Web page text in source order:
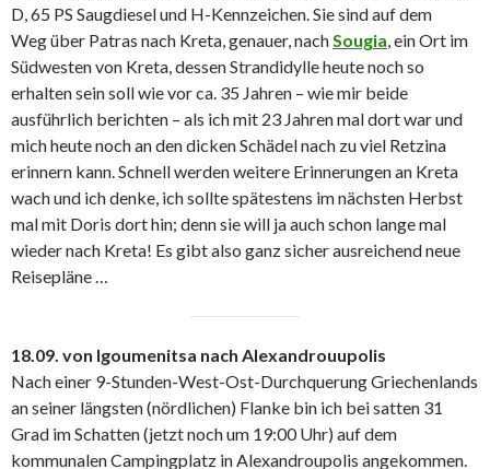
D, 65 PS Saugdiesel und H-Kennzeichen. Sie sind auf dem
Weg über Patras nach Kreta, genauer, nachSougia, ein Ort im
Südwesten von Kreta, dessen Strandidylle heute noch so
erhalten sein soll wie vor ca. 35 Jahren – wie mir beide
ausführlich berichten – als ich mit 23 Jahren mal dort war und
mich heute noch an den dicken Schädel nach zu viel Retzina
erinnern kann. Schnell werden weitere Erinnerungen an Kreta
wach und ich denke, ich sollte spätestens im nächsten Herbst
mal mit Doris dort hin; denn sie will ja auch schon lange mal
wieder nach Kreta! Es gibt also ganz sicher ausreichend neue
Reisepläne …
18.09. von Igoumenitsa nach Alexandrouupolis
Nach einer 9-Stunden-West-Ost-Durchquerung Griechenlands
an seiner längsten (nördlichen) Flanke bin ich bei satten 31
Grad im Schatten (jetzt noch um 19:00 Uhr) auf dem
kommunalen Campingplatz in Alexandroupolis angekommen.